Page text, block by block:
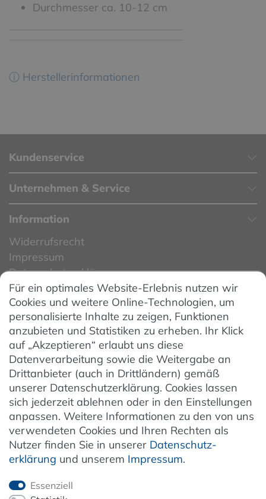
Durchmesser ca. 10-12 cm
ⓘ Herstellerinformationen
Kundenservice
Unternehmen & Service
Information
Widerrufsrecht
Impressum
Datenschutzerklärung
Datenschutzeinstellungen
AGB
Barrierefreiheit
Hinweise zur Batterieentsorgung
Entsorgung von Elektro-Altgeräten
Vertrag widerrufen
Newsletter
Jetzt anmelden
Für ein optimales Website-Erlebnis nutzen wir
Cookies und weitere Online-Technologien, um
personalisierte Inhalte zu zeigen, Funktionen
anzubieten und Statistiken zu erheben. Ihr Klick
auf „Akzeptieren“ erlaubt uns diese
Datenverarbeitung sowie die Weitergabe an
Drittanbieter (auch in Drittländern) gemäß
unserer Datenschutzerklärung. Cookies lassen
sich jederzeit ablehnen oder in den Einstellungen
anpassen. Weitere Informationen zu den von uns
verwendeten Cookies und Ihren Rechten als
Nutzer finden Sie in unserer Daten­schutz­
erklärung und unserem Impressum.
Essenziell